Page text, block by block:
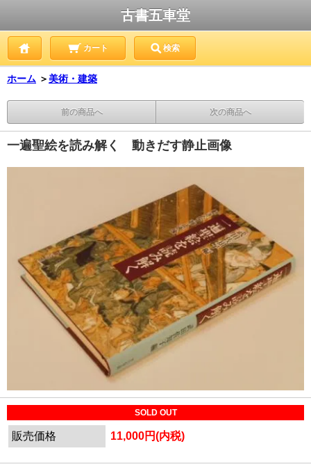
古書五車堂
カート 検索
ホーム ＞美術・建築
前の商品へ 次の商品へ
一遍聖絵を読み解く 動きだす静止画像
SOLD OUT
販売価格 11,000円(内税)